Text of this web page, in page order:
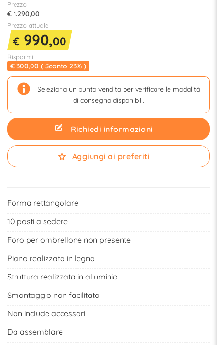
Prezzo
€ 1.290,00
Prezzo attuale
€ 990,00
Risparmi
€ 300,00 ( Sconto 23% )
Seleziona un punto vendita per verificare le modalità
di consegna disponibili.
Richiedi informazioni
Aggiungi ai preferiti
Forma rettangolare
10 posti a sedere
Foro per ombrellone non presente
Piano realizzato in legno
Struttura realizzata in alluminio
Smontaggio non facilitato
Non include accessori
Da assemblare